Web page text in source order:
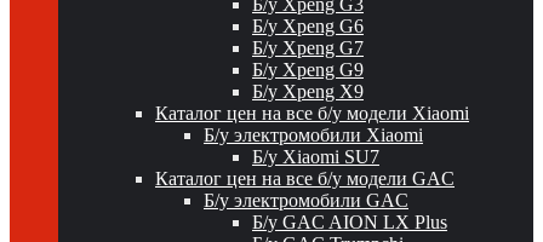
Б/у Xpeng G3
Б/у Xpeng G6
Б/у Xpeng G7
Б/у Xpeng G9
Б/у Xpeng X9
Каталог цен на все б/у модели Xiaomi
Б/у электромобили Xiaomi
Б/у Xiaomi SU7
Каталог цен на все б/у модели GAC
Б/у электромобили GAC
Б/у GAC AION LX Plus